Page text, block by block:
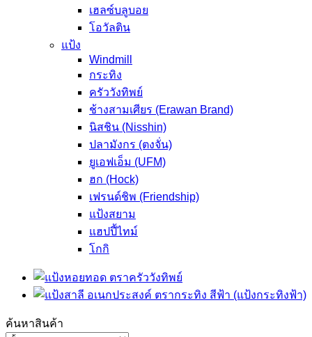
เฮลซ์บลูบอย
โอวัลติน
แป้ง
Windmill
กระทิง
ครัววังทิพย์
ช้างสามเศียร (Erawan Brand)
นิสชิน (Nisshin)
ปลามังกร (ตงจั่น)
ยูเอฟเอ็ม (UFM)
ฮก (Hock)
เฟรนด์ชิพ (Friendship)
แป้งสยาม
แฮปปี้ไทม์
โกกิ
ค้นหาสินค้า